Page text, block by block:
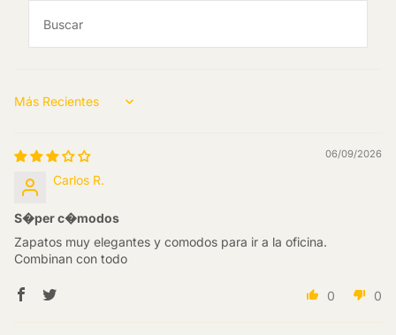
Sort by
06/09/2026
Carlos R.
S�per c�modos
Zapatos muy elegantes y comodos para ir a la oficina.
Combinan con todo
0 0